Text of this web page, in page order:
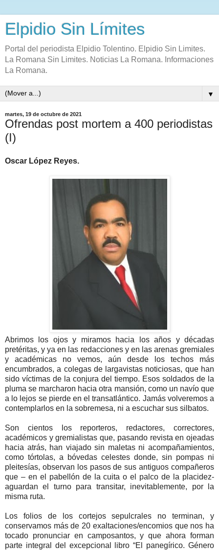
Elpidio Sin Límites
Portal del periodista Elpidio Tolentino. Elpidio Sin Limites.
La Romana Sin Limites. Noticias La Romana. Informaciones
La Romana.
▼
martes, 19 de octubre de 2021
Ofrendas post mortem a 400 periodistas
(I)
Oscar López Reyes.
Abrimos los ojos y miramos hacia los años y décadas
pretéritas, y ya en las redacciones y en las arenas gremiales
y académicas no vemos, aún desde los techos más
encumbrados, a colegas de largavistas noticiosas, que han
sido víctimas de la conjura del tiempo. Esos soldados de la
pluma se marcharon hacia otra mansión, como un navío que
a lo lejos se pierde en el transatlántico. Jamás volveremos a
contemplarlos en la sobremesa, ni a escuchar sus silbatos.
Son cientos los reporteros, redactores, correctores,
académicos y gremialistas que, pasando revista en ojeadas
hacia atrás, han viajado sin maletas ni acompañamientos,
como tórtolas, a bóvedas celestes donde, sin pompas ni
pleitesías, observan los pasos de sus antiguos compañeros
que – en el pabellón de la cuita o el palco de la placidez-
aguardan el turno para transitar, inevitablemente, por la
misma ruta.
Los folios de los cortejos sepulcrales no terminan, y
conservamos más de 20 exaltaciones/encomios que nos ha
tocado pronunciar en camposantos, y que ahora forman
parte integral del excepcional libro “El panegírico. Género